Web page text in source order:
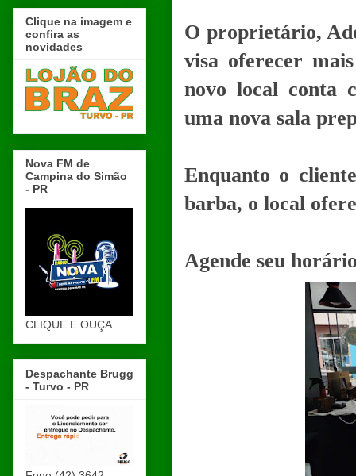
O proprietário,
visa oferecer
novo local conta
uma nova sala
Enquanto o
barba, o local
Agende seu
Clique na imagem e
confira as
novidades
Nova FM de
Campina do Simão
- PR
CLIQUE E OUÇA...
Despachante Brugg
- Turvo - PR